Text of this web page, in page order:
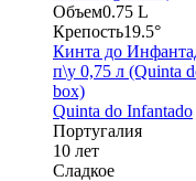
Объем0.75 L
Крепость19.5°
Кинта до
п\у 0,75 л (Quinta
box)
Quinta do Infantado
Португалия
10 лет
Сладкое